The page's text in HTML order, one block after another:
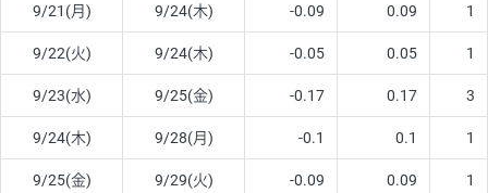
9/21(月) 9/24(木) -0.09 0.09 1
9/22(火) 9/24(木) -0.05 0.05 1
9/23(水) 9/25(金) -0.17 0.17 3
9/24(木) 9/28(月) -0.1 0.1 1
9/25(金) 9/29(火) -0.09 0.09 1